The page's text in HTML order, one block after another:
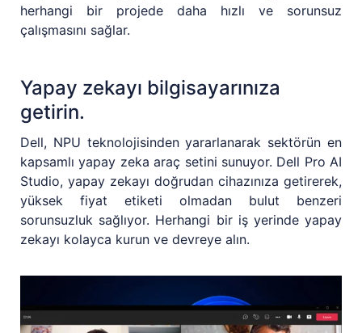
herhangi bir projede daha hızlı ve sorunsuz
çalışmasını sağlar.
Yapay zekayı bilgisayarınıza
getirin.
Dell, NPU teknolojisinden yararlanarak sektörün en
kapsamlı yapay zeka araç setini sunuyor. Dell Pro AI
Studio, yapay zekayı doğrudan cihazınıza getirerek,
yüksek fiyat etiketi olmadan bulut benzeri
sorunsuzluk sağlıyor. Herhangi bir iş yerinde yapay
zekayı kolayca kurun ve devreye alın.